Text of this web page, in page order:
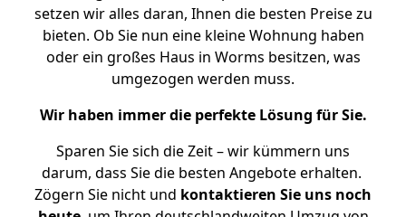
setzen wir alles daran, Ihnen die besten Preise zu
bieten. Ob Sie nun eine kleine Wohnung haben
oder ein großes Haus in Worms besitzen, was
umgezogen werden muss.
Wir haben immer die perfekte Lösung für Sie.
Sparen Sie sich die Zeit – wir kümmern uns
darum, dass Sie die besten Angebote erhalten.
Zögern Sie nicht und kontaktieren Sie uns noch